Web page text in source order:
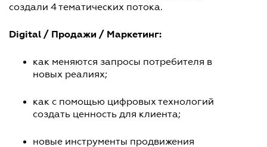
создали 4 тематических потока.
Digital / Продажи / Маркетинг:
как меняются запросы потребителя в
новых реалиях;
как с помощью цифровых технологий
создать ценность для клиента;
новые инструменты продвижения